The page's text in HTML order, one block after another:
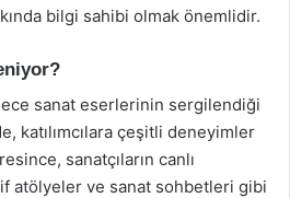
bilgi sahibi olmak önemlidir.
sanat eserlerinin sergilendiği
katılımcılara çeşitli deneyimler
sanatçıların canlı
atölyeler ve sanat sohbetleri gibi